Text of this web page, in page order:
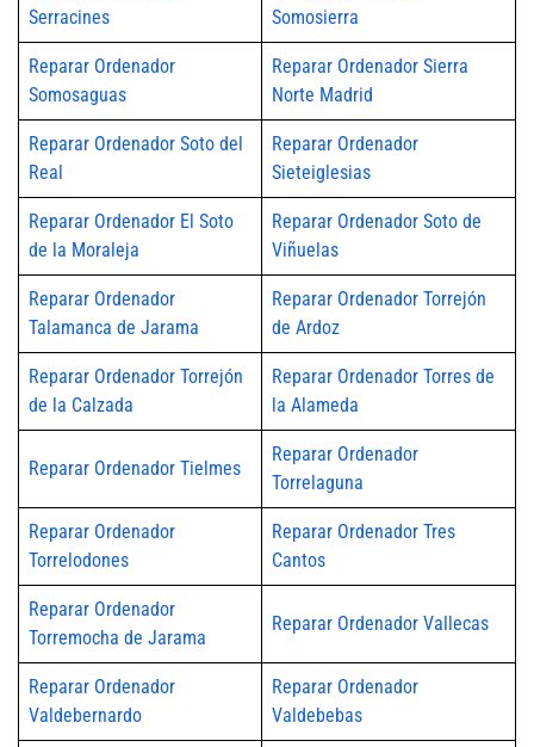
Serracines
Somosierra
Reparar Ordenador
Somosaguas
Reparar Ordenador Sierra
Norte Madrid
Reparar Ordenador Soto del
Real
Reparar Ordenador
Sieteiglesias
Reparar Ordenador El Soto
de la Moraleja
Reparar Ordenador Soto de
Viñuelas
Reparar Ordenador
Talamanca de Jarama
Reparar Ordenador Torrejón
de Ardoz
Reparar Ordenador Torrejón
de la Calzada
Reparar Ordenador Torres de
la Alameda
Reparar Ordenador Tielmes
Reparar Ordenador
Torrelaguna
Reparar Ordenador
Torrelodones
Reparar Ordenador Tres
Cantos
Reparar Ordenador
Torremocha de Jarama
Reparar Ordenador Vallecas
Reparar Ordenador
Valdebernardo
Reparar Ordenador
Valdebebas